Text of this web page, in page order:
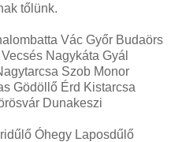
tőlünk.
Vác Győr Budaörs
Nagykáta Gyál
Szob Monor
Gödöllő Érd Kistarcsa
Dunakeszi
Óhegy Laposdűlő